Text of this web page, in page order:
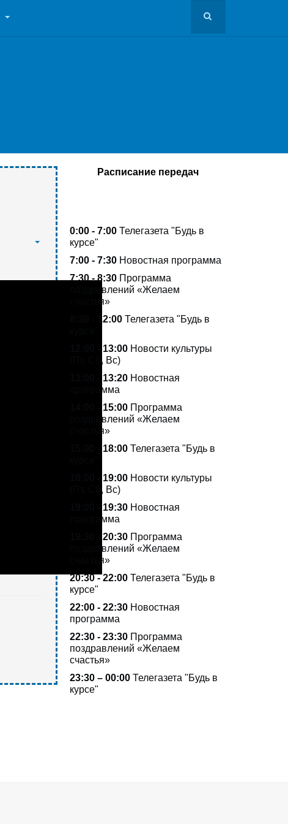
Расписание передач
0:00 - 7:00 Телегазета "Будь в
курсе"
7:00 - 7:30 Новостная программа
7:30 - 8:30 Программа
поздравлений «Желаем
счастья»
8:30 - 12:00 Телегазета "Будь в
12:00 - 13:00 Новости культуры
(Пт, Сб, Вс)
13:20 Новостная
программа
14:00 - 15:00 Программа
поздравлений «Желаем
счастья»
15:00 - 18:00 Телегазета "Будь в
18:00 - 19:00 Новости культуры
(Пт, Сб, Вс)
19:00 - 19:30 Новостная
программа
19:30 - 20:30 Программа
поздравлений «Желаем
счастья»
20:30 - 22:00 Телегазета "Будь в
курсе"
22:00 - 22:30 Новостная
программа
22:30 - 23:30 Программа
поздравлений «Желаем
счастья»
23:30 – 00:00 Телегазета "Будь в
курсе"